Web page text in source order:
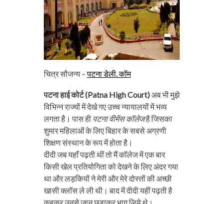
चित्र सौजन्य –पटना डेली. कॉम
पटना हाई कोर्ट (Patna High Court)अब भी मुझे
विभिन्न राज्यों में देखे गए उच्च न्यायालयों में भव्य
लगता है। पास ही पटना वीमेंस कॉलेजहै जिसका
शुमार महिलाओं के लिए बिहार के सबसे अग्रणी
शिक्षण संस्थान के रूप में होता है।
दीदी जब यहाँ पढ़ती थीं तो मैं कॉलेज में एक बार
किसी खेल प्रतियोगिता को देखने के लिए अंदर गया
था और लड़कियों ने मेरी और मेरे दोस्तों की अच्छी
खासी क्लॉस ले ली थी। बाद में दीदी यहीं पढ़ती है